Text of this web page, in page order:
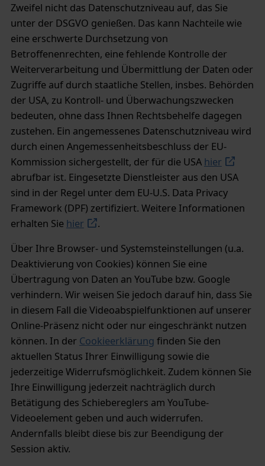
Zweifel nicht das Datenschutzniveau auf, das Sie
unter der DSGVO genießen. Das kann Nachteile wie
eine erschwerte Durchsetzung von
Betroffenenrechten, eine fehlende Kontrolle der
Weiterverarbeitung und Übermittlung der Daten oder
Zugriffe auf durch staatliche Stellen, insbes. Behörden
der USA, zu Kontroll- und Überwachungszwecken
bedeuten, ohne dass Ihnen Rechtsbehelfe dagegen
zustehen. Ein angemessenes Datenschutzniveau wird
durch einen Angemessenheitsbeschluss der EU-
Kommission sichergestellt, der für die USA hier
abrufbar ist. Eingesetzte Dienstleister aus den USA
sind in der Regel unter dem EU-U.S. Data Privacy
Framework (DPF) zertifiziert. Weitere Informationen
erhalten Sie hier
.
Über Ihre Browser- und Systemsteinstellungen (u.a.
Deaktivierung von Cookies) können Sie eine
Übertragung von Daten an YouTube bzw. Google
verhindern. Wir weisen Sie jedoch darauf hin, dass Sie
in diesem Fall die Videoabspielfunktionen auf unserer
Online-Präsenz nicht oder nur eingeschränkt nutzen
können. In der Cookieerklärung finden Sie den
aktuellen Status Ihrer Einwilligung sowie die
jederzeitige Widerrufsmöglichkeit. Zudem können Sie
Ihre Einwilligung jederzeit nachträglich durch
Betätigung des Schiebereglers am YouTube-
Videoelement geben und auch widerrufen.
Andernfalls bleibt diese bis zur Beendigung der
Session aktiv.